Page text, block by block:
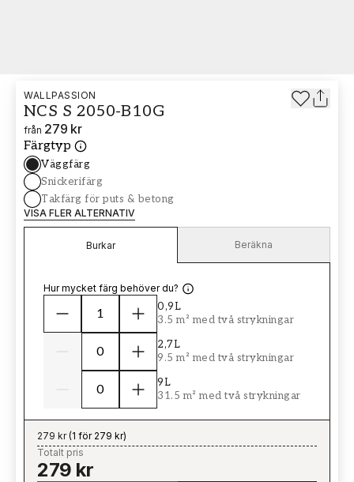
WALLPASSION
NCS S 2050-B10G
från 279 kr
Färgtyp
Väggfärg
Snickerifärg
Takfärg för puts & betong
VISA FLER ALTERNATIV
Burkar Beräkna
Hur mycket färg behöver du?
0,9L
3.5 m² med två strykningar
2,7L
9.5 m² med två strykningar
9L
31.5 m² med två strykningar
279 kr(1 för 279 kr)
Totalt pris
279 kr